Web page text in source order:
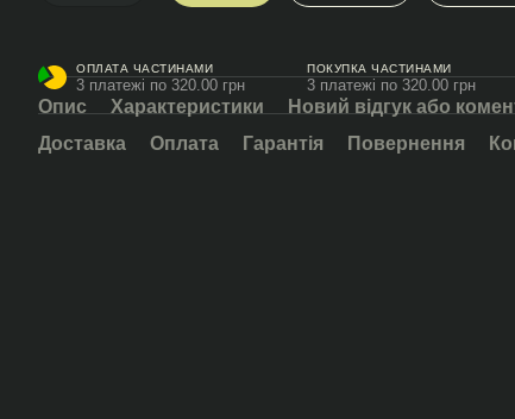
ОПЛАТА ЧАСТИНАМИ
3 платежі по 320.00 грн
ПОКУПКА ЧАСТИНАМИ
3 платежі по 320.00 грн
Опис Характеристики
Новий відгук або
Доставка
Оплата Гарантія Повернення